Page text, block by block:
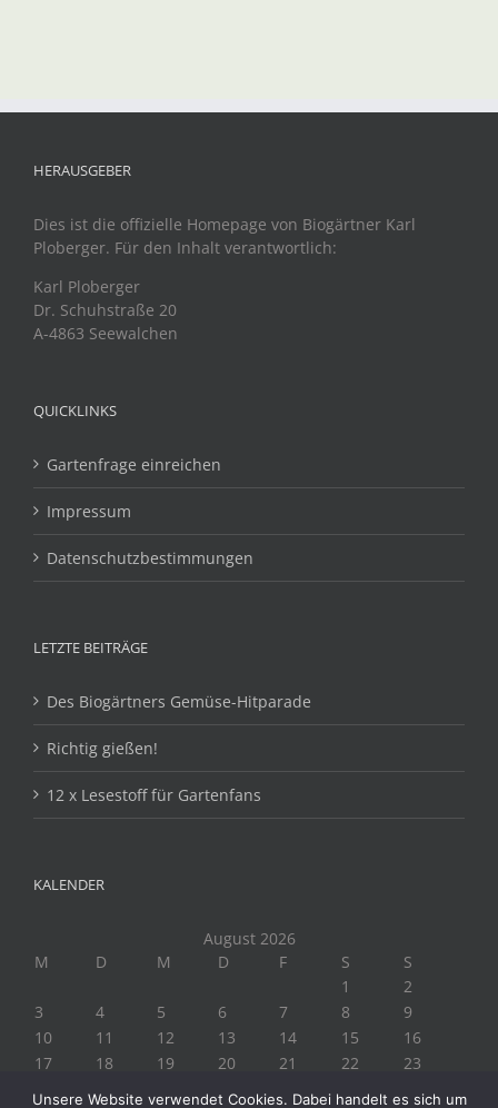
HERAUSGEBER
Dies ist die offizielle Homepage von Biogärtner Karl
Ploberger. Für den Inhalt verantwortlich:
Karl Ploberger
Dr. Schuhstraße 20
A-4863 Seewalchen
QUICKLINKS
Gartenfrage einreichen
Impressum
Datenschutzbestimmungen
LETZTE BEITRÄGE
Des Biogärtners Gemüse-Hitparade
Richtig gießen!
12 x Lesestoff für Gartenfans
KALENDER
August 2026
M
D M D F S
S
1
2
3
4 5 6 7 8
9
10
11 12 13 14 15
16
17
18 19 20 21 22
23
Unsere Website verwendet Cookies. Dabei handelt es sich um